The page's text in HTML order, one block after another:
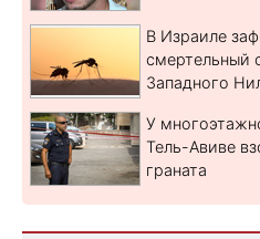
В Израиле
смертельный
Западного
У
Тель-Авиве
граната